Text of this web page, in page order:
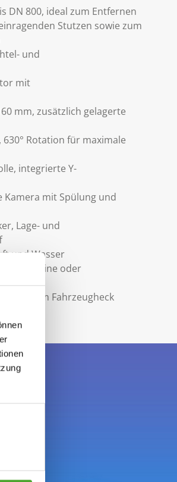
DN 800, ideal zum Entfernen
Stutzen sowie zum
und
mit
mm, zusätzlich gelagerte
Rotation für maximale
integrierte Y-
Kamera mit Spülung und
Lage- und
und Wasser
oder
oder vom Fahrzeugheck